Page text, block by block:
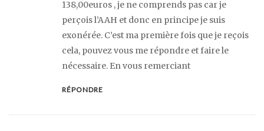
138,00euros , je ne comprends pas car je
perçois l’AAH et donc en principe je suis
exonérée. C’est ma première fois que je reçois
cela, pouvez vous me répondre et faire le
nécessaire. En vous remerciant
RÉPONDRE